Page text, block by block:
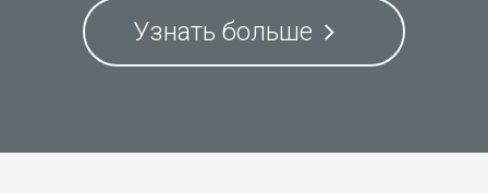
Узнать больше